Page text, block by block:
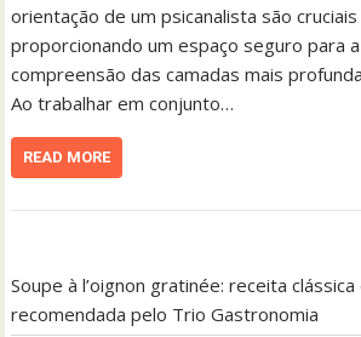
orientação de um psicanalista são
proporcionando um espaço seguro para
compreensão das camadas mais
Ao trabalhar em conjunto…
READ MORE
Soupe à l’oignon gratinée: receita
recomendada pelo Trio Gastronomia